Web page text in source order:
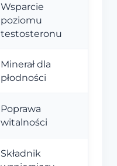
Wsparcie
poziomu
testosteronu
Minerał dla
płodności
Poprawa
witalności
Składnik